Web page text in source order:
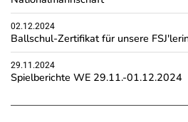
02.12.2024
Ballschul-Zertifikat für unsere
29.11.2024
Spielberichte WE 29.11.-01.12.2024